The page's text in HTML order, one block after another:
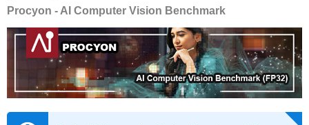
Procyon - AI Computer Vision Benchmark